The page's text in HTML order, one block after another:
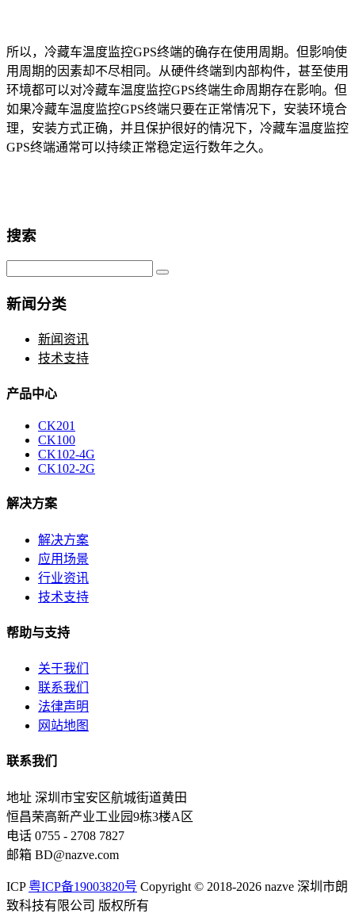
所以，冷藏车温度监控GPS终端的确存在使用周期。但影响使
用周期的因素却不尽相同。从硬件终端到内部构件，甚至使用
环境都可以对冷藏车温度监控GPS终端生命周期存在影响。但
如果冷藏车温度监控GPS终端只要在正常情况下，安装环境合
理，安装方式正确，并且保护很好的情况下，冷藏车温度监控
GPS终端通常可以持续正常稳定运行数年之久。
搜索
新闻分类
新闻资讯
技术支持
产品中心
CK201
CK100
CK102-4G
CK102-2G
解决方案
解决方案
应用场景
行业资讯
技术支持
帮助与支持
关于我们
联系我们
法律声明
网站地图
联系我们
地址 深圳市宝安区航城街道黄田
恒昌荣高新产业工业园9栋3楼A区
电话 0755 - 2708 7827
邮箱 BD@nazve.com
ICP 粤ICP备19003820号 Copyright © 2018-2026 nazve 深圳市朗
致科技有限公司 版权所有